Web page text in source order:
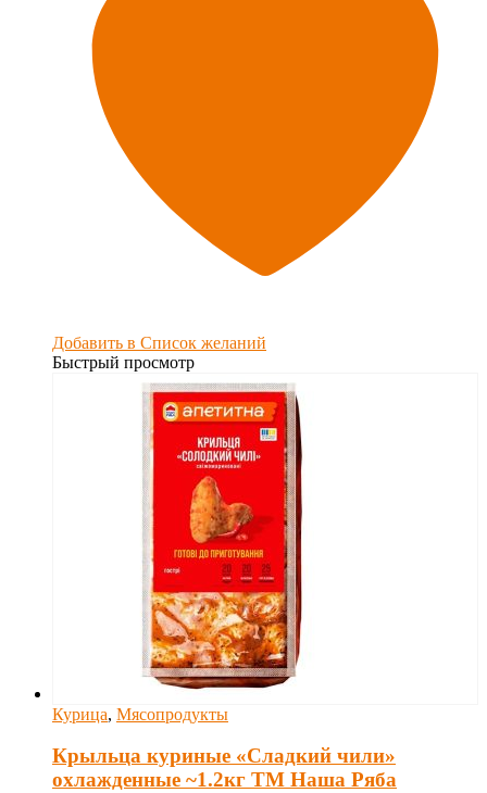
Добавить в Список желаний
Быстрый просмотр
Курица, Мясопродукты
Крыльца куриные «Сладкий чили»
охлажденные ~1.2кг ТМ Наша Ряба